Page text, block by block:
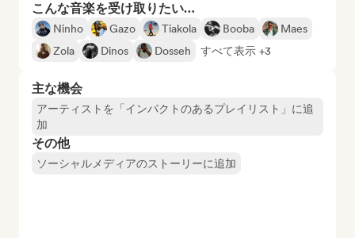
こんな音楽を受け取りたい…
Ninho Gazo Tiakola Booba
Maes
Zola
Dinos Dosseh すべて表示 +3
主な機会
アーティストを「インパクトのあるプレイリスト」に追
加
その他
ソーシャルメディアのストーリーに追加